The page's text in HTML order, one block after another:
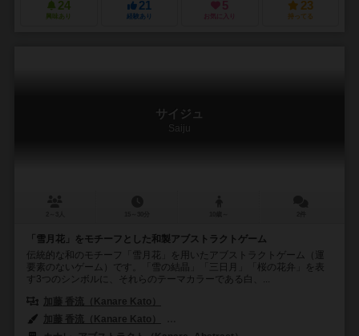
24
興味あり
21
経験あり
5
お気に入り
23
持ってる
サイジュ
Saiju
「雪月花」をモチーフとした和製アブストラクトゲーム
伝統的な和のモチーフ「雪月花」を用いたアブストラクトゲーム（運
要素のないゲーム）です。「雪の結晶」「三日月」「桜の花弁」を表
す3つのシンボルに、それらのテーマカラーである白、...
加藤 香流（Kanare Kato）
加藤 香流（Kanare Kato）